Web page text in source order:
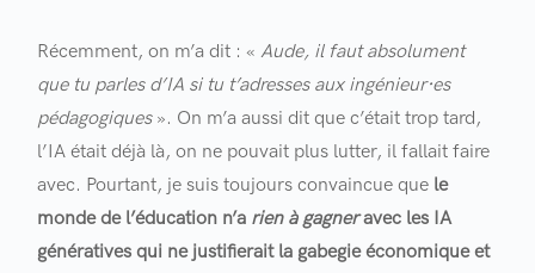
Récemment, on m’a dit : «Aude, il faut absolument
que tu parles d’IA si tu t’adresses aux ingénieur·es
pédagogiques». On m’a aussi dit que c’était trop tard,
l’IA était déjà là, on ne pouvait plus lutter, il fallait faire
avec. Pourtant, je suis toujours convaincue que le
monde de l’éducation n’a rien à gagneravec les IA
génératives qui ne justifierait la gabegie économique et